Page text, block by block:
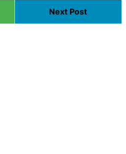
Next Post